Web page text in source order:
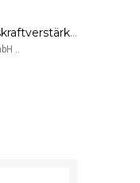
Hauptbremszylinder Bremskraftverstärker Fiat Bravo Bosch 51837302 0204051950
..